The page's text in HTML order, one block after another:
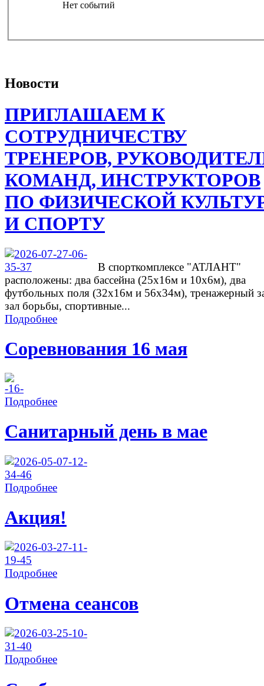
Нет событий
Новости
ПРИГЛАШАЕМ К
СОТРУДНИЧЕСТВУ
ТРЕНЕРОВ,
КОМАНД, ИНСТРУКТОРОВ
ПО ФИЗИЧЕСКОЙ
И СПОРТУ
В спорткомплексе "АТЛАНТ"
расположены: два бассейна (25х16м и 10х6м), два
футбольных поля (32х16м и 56х34м), тренажерный
зал борьбы, спортивные...
Подробнее
Соревнования 16 мая
Подробнее
Санитарный день в мае
Подробнее
Акция!
Подробнее
Отмена сеансов
Подробнее